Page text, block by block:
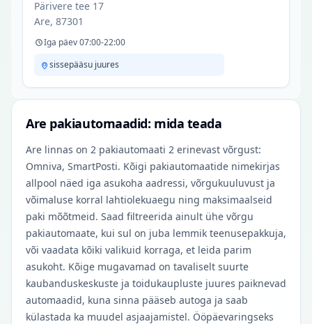
Pärivere tee 17
Are, 87301
Iga päev 07:00-22:00
sissepääsu juures
Are pakiautomaadid: mida teada
Are linnas on 2 pakiautomaati 2 erinevast võrgust:
Omniva, SmartPosti. Kõigi pakiautomaatide nimekirjas
allpool näed iga asukoha aadressi, võrgukuuluvust ja
võimaluse korral lahtiolekuaegu ning maksimaalseid
paki mõõtmeid. Saad filtreerida ainult ühe võrgu
pakiautomaate, kui sul on juba lemmik teenusepakkuja,
või vaadata kõiki valikuid korraga, et leida parim
asukoht. Kõige mugavamad on tavaliselt suurte
kaubanduskeskuste ja toidukaupluste juures paiknevad
automaadid, kuna sinna pääseb autoga ja saab
külastada ka muudel asjaajamistel. Ööpäevaringseks